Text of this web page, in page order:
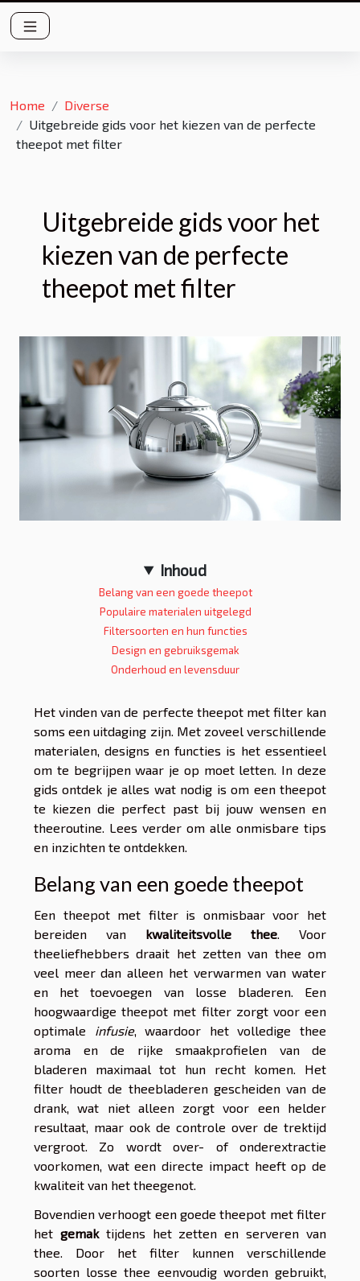
Home
Diverse
Uitgebreide gids voor het kiezen van de perfecte
theepot met filter
Uitgebreide gids voor het
kiezen van de perfecte
theepot met filter
Inhoud
Belang van een goede theepot
Populaire materialen uitgelegd
Filtersoorten en hun functies
Design en gebruiksgemak
Onderhoud en levensduur
Het vinden van de perfecte theepot met filter kan
soms een uitdaging zijn. Met zoveel verschillende
materialen, designs en functies is het essentieel
om te begrijpen waar je op moet letten. In deze
gids ontdek je alles wat nodig is om een theepot
te kiezen die perfect past bij jouw wensen en
theeroutine. Lees verder om alle onmisbare tips
en inzichten te ontdekken.
Belang van een goede theepot
Een theepot met filter is onmisbaar voor het
bereiden van kwaliteitsvolle thee. Voor
theeliefhebbers draait het zetten van thee om
veel meer dan alleen het verwarmen van water
en het toevoegen van losse bladeren. Een
hoogwaardige theepot met filter zorgt voor een
optimale infusie, waardoor het volledige thee
aroma en de rijke smaakprofielen van de
bladeren maximaal tot hun recht komen. Het
filter houdt de theebladeren gescheiden van de
drank, wat niet alleen zorgt voor een helder
resultaat, maar ook de controle over de trektijd
vergroot. Zo wordt over- of onderextractie
voorkomen, wat een directe impact heeft op de
kwaliteit van het theegenot.
Bovendien verhoogt een goede theepot met filter
het gemaktijdens het zetten en serveren van
thee. Door het filter kunnen verschillende
soorten losse thee eenvoudig worden gebruikt,